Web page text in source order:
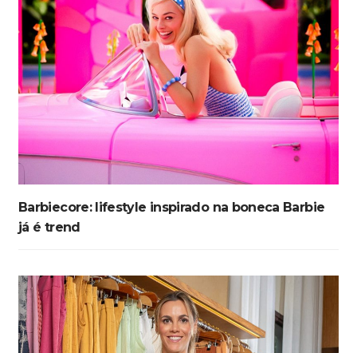
Barbiecore: lifestyle inspirado na boneca Barbie
já é trend